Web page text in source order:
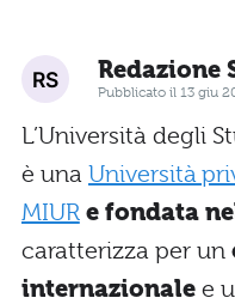
Redazione
Pubblicato il 13 giu
L’Università degli
è una Università
MIUR e fondata
caratterizza per un
internazionale e